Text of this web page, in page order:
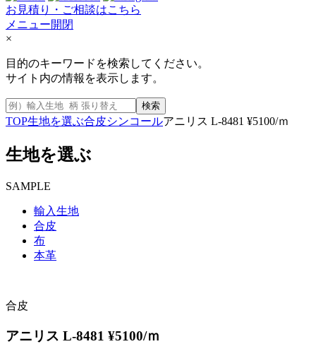
お見積り・ご相談はこちら
メニュー開閉
×
目的のキーワードを検索してください。
サイト内の情報を表示します。
検索
TOP生地を選ぶ合皮シンコールアニリス L-8481 ¥5100/ｍ
生地を選ぶ
SAMPLE
輸入生地
合皮
布
本革
合皮
アニリス L-8481 ¥5100/ｍ